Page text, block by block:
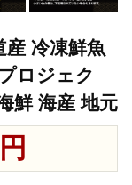
産 冷凍鮮魚
ロジェク
鮮 海産 地元